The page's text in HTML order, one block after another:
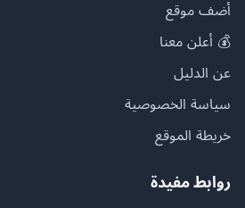
أضف موقع
💰 أعلن معنا
عن الدليل
سياسة الخصوصية
خريطة الموقع
روابط مفيدة